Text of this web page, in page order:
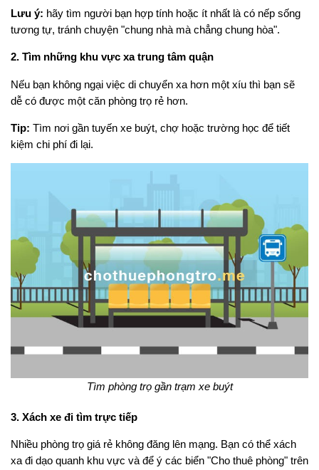
Lưu ý: hãy tìm người bạn hợp tính hoặc ít nhất là có nếp sống
tương tự, tránh chuyện "chung nhà mà chẳng chung hòa".
2. Tìm những khu vực xa trung tâm quận
Nếu bạn không ngại việc di chuyển xa hơn một xíu thì bạn sẽ
dễ có được một căn phòng trọ rẻ hơn.
Tip: Tìm nơi gần tuyến xe buýt, chợ hoặc trường học để tiết
kiệm chi phí đi lại.
Tìm phòng trọ gần trạm xe buýt
3. Xách xe đi tìm trực tiếp
Nhiều phòng trọ giá rẻ không đăng lên mạng. Bạn có thể xách
xa đi dạo quanh khu vực và để ý các biển "Cho thuê phòng" trên